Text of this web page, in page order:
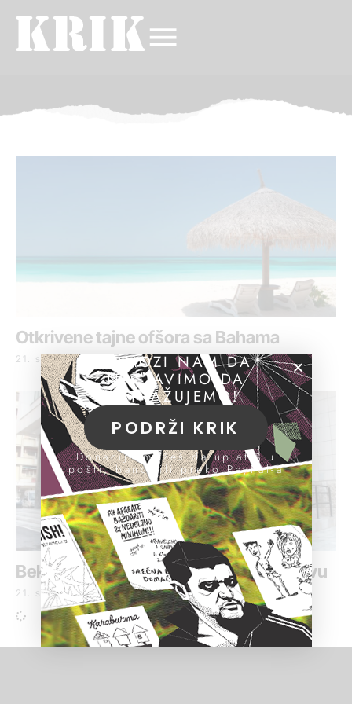
Otkrivene tajne ofšora sa Bahama
21. septembar 2016.
Beko se ponovo nije pojavio u tužilaštvu
21. septembar 2016.
POMOZI NAM DA
NASTAVIMO DA
ISTRAŽUJEMO!
PODRŽI KRIK
Donacije možeš da uplatiš u
pošti, banci ili preko PayPal-a